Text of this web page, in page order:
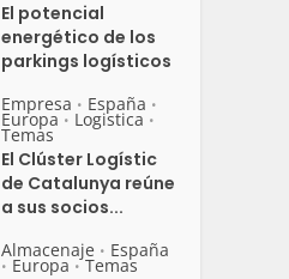
El potencial
energético de los
parkings logísticos
Empresa • España •
Europa • Logistica •
Temas
El Clúster Logístic
de Catalunya reúne
a sus socios...
Almacenaje • España
• Europa • Temas